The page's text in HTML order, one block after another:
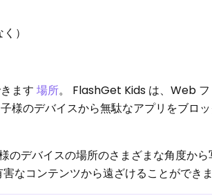
）
きます場所。 FlashGet Kids は、Web フ
様のデバイスから無駄なアプリをブロ
のデバイスの場所のさまざまな角度か
なコンテンツから遠ざけることができま